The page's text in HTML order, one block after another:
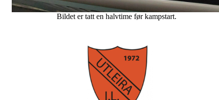
Bildet er tatt en halvtime før kampstart.